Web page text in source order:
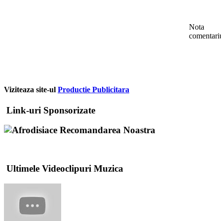
Nota
Viziteaza site-ul Productie Publicitara
Link-uri Sponsorizate
Recomandarea Noastra
Ultimele Videoclipuri Muzica